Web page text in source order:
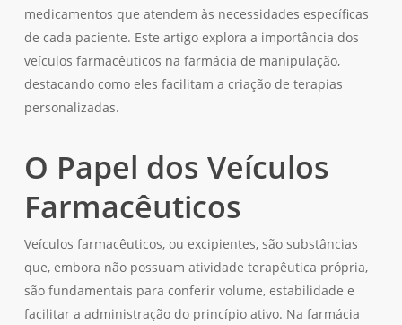
medicamentos que atendem às necessidades específicas
de cada paciente. Este artigo explora a importância dos
veículos farmacêuticos na farmácia de manipulação,
destacando como eles facilitam a criação de terapias
personalizadas.
O Papel dos Veículos
Farmacêuticos
Veículos farmacêuticos, ou excipientes, são substâncias
que, embora não possuam atividade terapêutica própria,
são fundamentais para conferir volume, estabilidade e
facilitar a administração do princípio ativo. Na farmácia